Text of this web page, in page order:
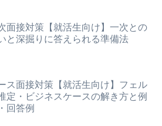
面接対策【就活生向け】一次との
と深掘りに答えられる準備法
ス面接対策【就活生向け】フェル
定・ビジネスケースの解き方と例
回答例